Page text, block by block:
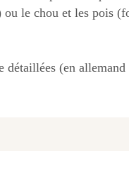
le chou et les
(en